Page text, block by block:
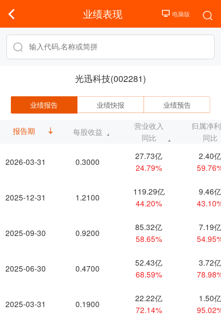
业绩表现
光迅科技(002281)
业绩报告 业绩快报 业绩预告
报告期
2026-03-31
2025-12-31
2025-09-30
2025-06-30
2025-03-31
每股收益
营业收入
同比
归属净
同比
0.3000
27.73亿
24.79%
2.40亿
1.2100
119.29亿
44.20%
9.46亿
0.9200
85.32亿
58.65%
7.19亿
0.4700
52.43亿
68.59%
3.72亿
0.1900
22.22亿
72.14%
1.50亿